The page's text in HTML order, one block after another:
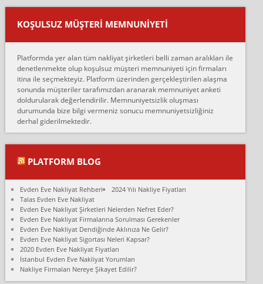
Ankara ALİCANLAR NAKLİYAT Tutarsız ve ticari ahlak problemleri
var verdikleri fiyat teklifini arttırdılar. Sonrasında taşıma gününde
oldukça tutarsı...
Ankara Alicanlar naklyat tel 5465524025. 2600 TL'ye ankaradan
Konya ya Alicanlar naklyat la anlaştık bu şahıs evin taşınacağı gün
fiyatın mazoto gele...
Fatih kokmese:
Diyarbakır dan eşyamı getirtmek için anlaştım sözleşme yaptım.
Son anda fiyat artırdılar.. mecburiyetten tasittim.. bu kişiler ağrılı
Ali:
olduk. Asansörlü dediler sonra uraya asansör kurulmaz dediler
fark istediler. ortada asa...
Nimet:
Ben 2021 Ağustos ilk haftası Evimi taşıdım yani İstanbul'un bir
Mahallesi'nden bir başka Mahallesi'ne yani Ümraniye bölgesinde
oturuyorum önceleri ara...
Nimet Köse:
Merhaba ben 2021 Ağustos ilk haftası evimi Ümraniye'den Çok
KOŞULSUZ MÜŞTERI MEMNUNIYETI
Platformda yer alan tüm nakliyat şirketleri belli zaman aralıkları ile
denetlenmekte olup koşulsuz müşteri memnuniyeti için firmaları
itina ile seçmekteyiz. Platform üzerinden gerçekleştirilen alaşma
sonunda müşteriler tarafımızdan aranarak memnuniyet anketi
doldurularak değerlendirilir. Memnuniyetsizlik oluşması
durumunda bize bilgi vermeniz sonucu memnuniyetsizliğiniz
derhal giderilmektedir.
PLATFORM BLOG
Evden Eve Nakliyat Rehberi
2024 Yılı Nakliye Fiyatları
Talas Evden Eve Nakliyat
Evden Eve Nakliyat Şirketleri Nelerden Nefret Eder?
Evden Eve Nakliyat Firmalarına Sorulması Gerekenler
Evden Eve Nakliyat Dendiğinde Aklınıza Ne Gelir?
Evden Eve Nakliyat Sigortası Neleri Kapsar?
2020 Evden Eve Nakliyat Fiyatları
İstanbul Evden Eve Nakliyat Yorumları
Nakliye Firmaları Nereye Şikayet Edilir?